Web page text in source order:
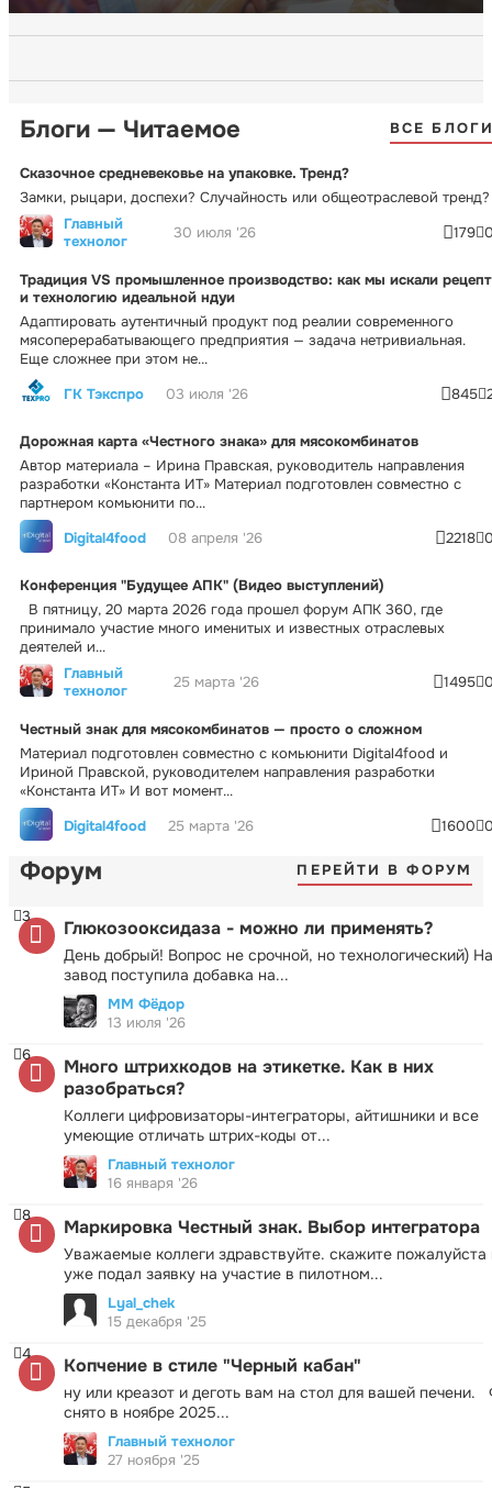
Блоги — Читаемое ВСЕ
Сказочное средневековье на упаковке. Тренд?
Замки, рыцари, доспехи? Случайность или общеотраслевой тренд?
Главный
технолог
30 июля '26 179
Традиция VS промышленное производство: как мы искали рецепт
и технологию идеальной ндуи
Адаптировать аутентичный продукт под реалии современного
мясоперерабатывающего предприятия — задача нетривиальная.
Еще сложнее при этом не...
ГК Тэкспро
03 июля '26 845
Дорожная карта «Честного знака» для мясокомбинатов
Автор материала – Ирина Правская, руководитель направления
разработки «Константа ИТ» Материал подготовлен совместно с
партнером комьюнити по...
Digital4food
08 апреля '26 2218
Конференция "Будущее АПК" (Видео выступлений)
В пятницу, 20 марта 2026 года прошел форум АПК 360, где
принимало участие много именитых и известных отраслевых
деятелей и...
Главный
технолог
25 марта '26 1495
Честный знак для мясокомбинатов — просто о сложном
Материал подготовлен совместно с комьюнити Digital4food и
Ириной Правской, руководителем направления разработки
«Константа ИТ» И вот момент...
Digital4food
25 марта '26 1600
Форум ПЕРЕЙТИ В ФОРУМ
Глюкозооксидаза - можно ли применять?
День добрый! Вопрос не срочной, но технологический) На
завод поступила добавка на...
3
ММ Фёдор
13 июля '26
Много штрихкодов на этикетке. Как в них
разобраться?
Коллеги цифровизаторы-интеграторы, айтишники и все
умеющие отличать штрих-коды от...
6
Главный технолог
16 января '26
Маркировка Честный знак. Выбор интегратора
Уважаемые коллеги здравствуйте. скажите пожалуйста
уже подал заявку на участие в пилотном...
8
Lyal_chek
15 декабря '25
Копчение в стиле "Черный кабан"
ну или креазот и деготь вам на стол для вашей печени.
снято в ноябре 2025...
4
Главный технолог
27 ноября '25